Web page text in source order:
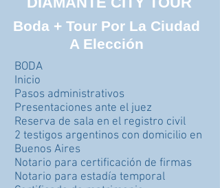
Boda + Tour Por La Ciudad
A Elección
BODA
Inicio
Pasos administrativos
Presentaciones ante el juez
Reserva de sala en el registro civil
2 testigos argentinos con domicilio en
Buenos Aires
Notario para certificación de firmas
Notario para estadía temporal